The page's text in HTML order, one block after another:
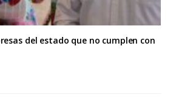
del estado que no cumplen con